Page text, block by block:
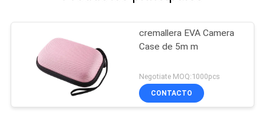
cremallera EVA Camera
Case de 5m m
Negotiate MOQ:1000pcs
CONTACTO